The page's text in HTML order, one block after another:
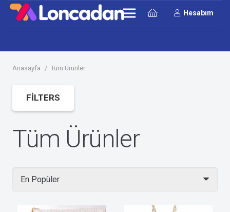
Hesabım
Anasayfa / Tüm Ürünler
Tüm Ürünler
FILTERS